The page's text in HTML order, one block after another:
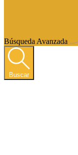
Búsqueda Avanzada
Buscar